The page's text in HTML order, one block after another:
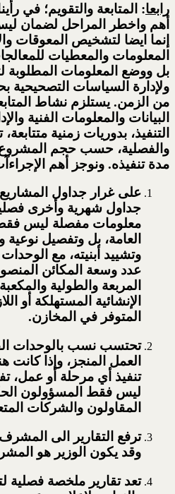
رابعا: المتابعة والتقويم؛ في
أهم واخطر المراحل لضمان
إنما ايضا لتشخيص المعوقات
المعلومات والمعطيات
بل ووضع المعلومات المطلوبة
ولإدارة السياسات التصحيحية
من الزمن. يستلزم نشاط
البيانات والمعلومات الفنية
التنفيذ، بدوريات زمنية
والفصلية، حسب حجم
مدة تنفيذه. ونوجز أهم
على غرار جداول المشاريع
جداول شهرية وأخرى
معلومات مفصلة ليس
العامة، بل وتفصيل
وتشييد أبنيته، مع
عدد وسعة المكائن
المربعة والطولية
الإنشائية المستهلكة أو
المتوفر في المخازن.
تحتسب نسب بالوحدات
العمل المنجز، وإذا
تنفيذ أي مرحلة أو عمل،
ليس فقط المسؤولون
المقاولون والشركات
ترفع التقارير الى
وقد يكون الوزير هو
تعد تقارير ملخصة فصلية